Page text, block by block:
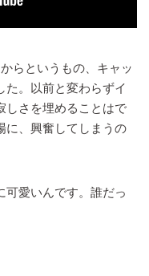
らというもの、キャッ
た。以前と変わらずイ
しさを埋めることはで
に、興奮してしまうの
可愛いんです。誰だっ